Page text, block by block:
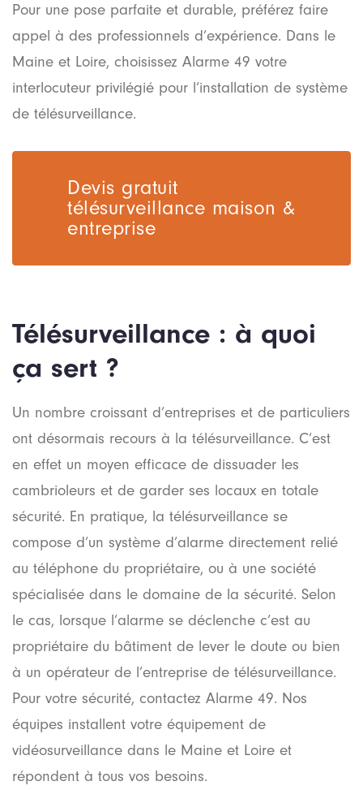
Pour une pose parfaite et durable, préférez faire
appel à des professionnels d’expérience. Dans le
Maine et Loire, choisissez Alarme 49 votre
interlocuteur privilégié pour l’installation de système
de télésurveillance.
Devis gratuit
télésurveillance maison &
entreprise
Télésurveillance : à quoi
ça sert ?
Un nombre croissant d’entreprises et de particuliers
ont désormais recours à la télésurveillance. C’est
en effet un moyen efficace de dissuader les
cambrioleurs et de garder ses locaux en totale
sécurité. En pratique, la télésurveillance se
compose d’un système d’alarme directement relié
au téléphone du propriétaire, ou à une société
spécialisée dans le domaine de la sécurité. Selon
le cas, lorsque l’alarme se déclenche c’est au
propriétaire du bâtiment de lever le doute ou bien
à un opérateur de l’entreprise de télésurveillance.
Pour votre sécurité, contactez Alarme 49. Nos
équipes installent votre équipement de
vidéosurveillance dans le Maine et Loire et
répondent à tous vos besoins.